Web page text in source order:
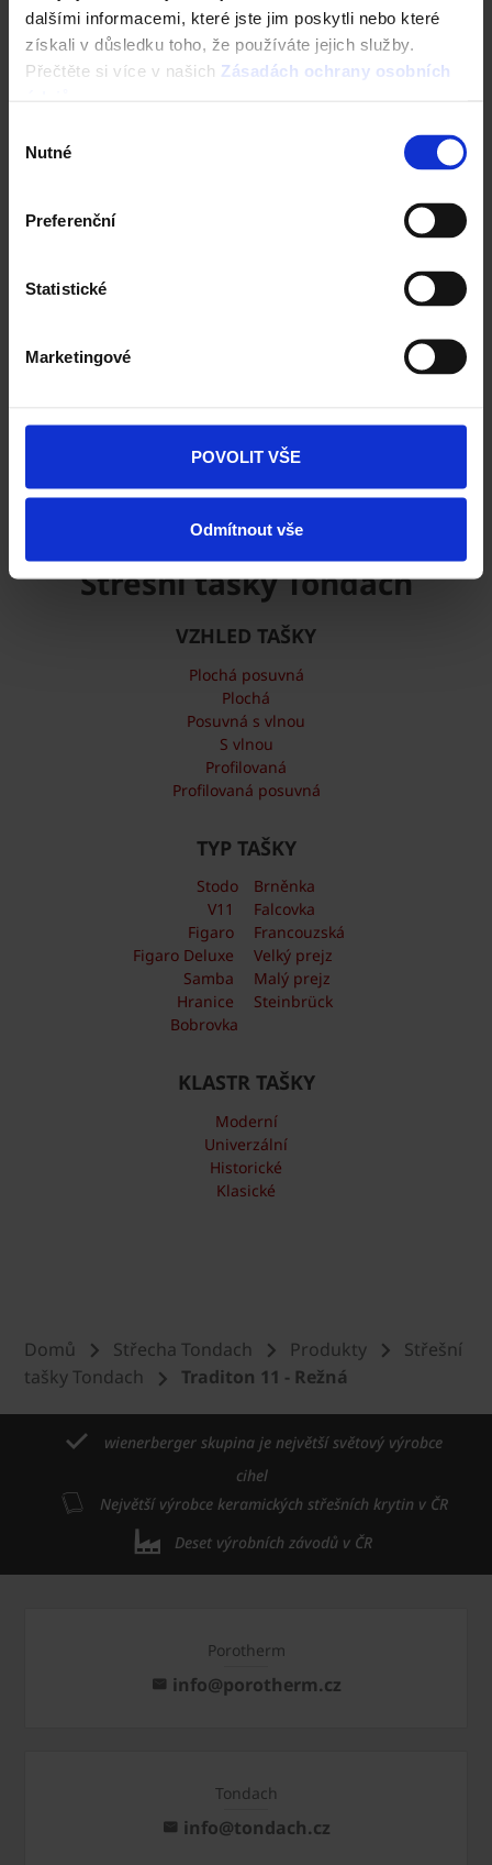
dalšími informacemi, které jste jim poskytli nebo které
získali v důsledku toho, že používáte jejich služby.
Přečtěte si více v našich Zásadách ochrany osobních
souhlasu
Nutné
Preferenční
Statistické
Marketingové
POVOLIT VŠE
Odmítnout vše
Traditon 11 - Engoba černá
Střechy Tondach ve vašem okolí
Střešní tašky Tondach
VZHLED TAŠKY
Plochá posuvná
Plochá
Posuvná s vlnou
S vlnou
Profilovaná
Profilovaná posuvná
TYP TAŠKY
Stodo
V11
Figaro
Figaro Deluxe
Samba
Hranice
Bobrovka
Brněnka
Falcovka
Francouzská
Velký prejz
Malý prejz
Steinbrück
KLASTR TAŠKY
Moderní
Univerzální
Historické
Klasické
Domů Střecha Tondach Produkty
Střešní
tašky Tondach
Traditon 11 - Režná
wienerberger skupina je největší světový výrobce
cihel
Největší výrobce keramických střešních krytin v ČR
Deset výrobních závodů v ČR
Porotherm
info@porotherm.cz
Tondach
info@tondach.cz